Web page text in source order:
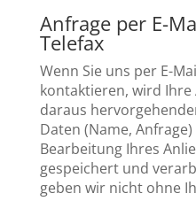
Anfrage per E-
Telefax
Wenn Sie uns per E-
kontaktieren, wird
daraus
Daten (Name,
Bearbeitung Ihres
gespeichert und
geben wir nicht ohne